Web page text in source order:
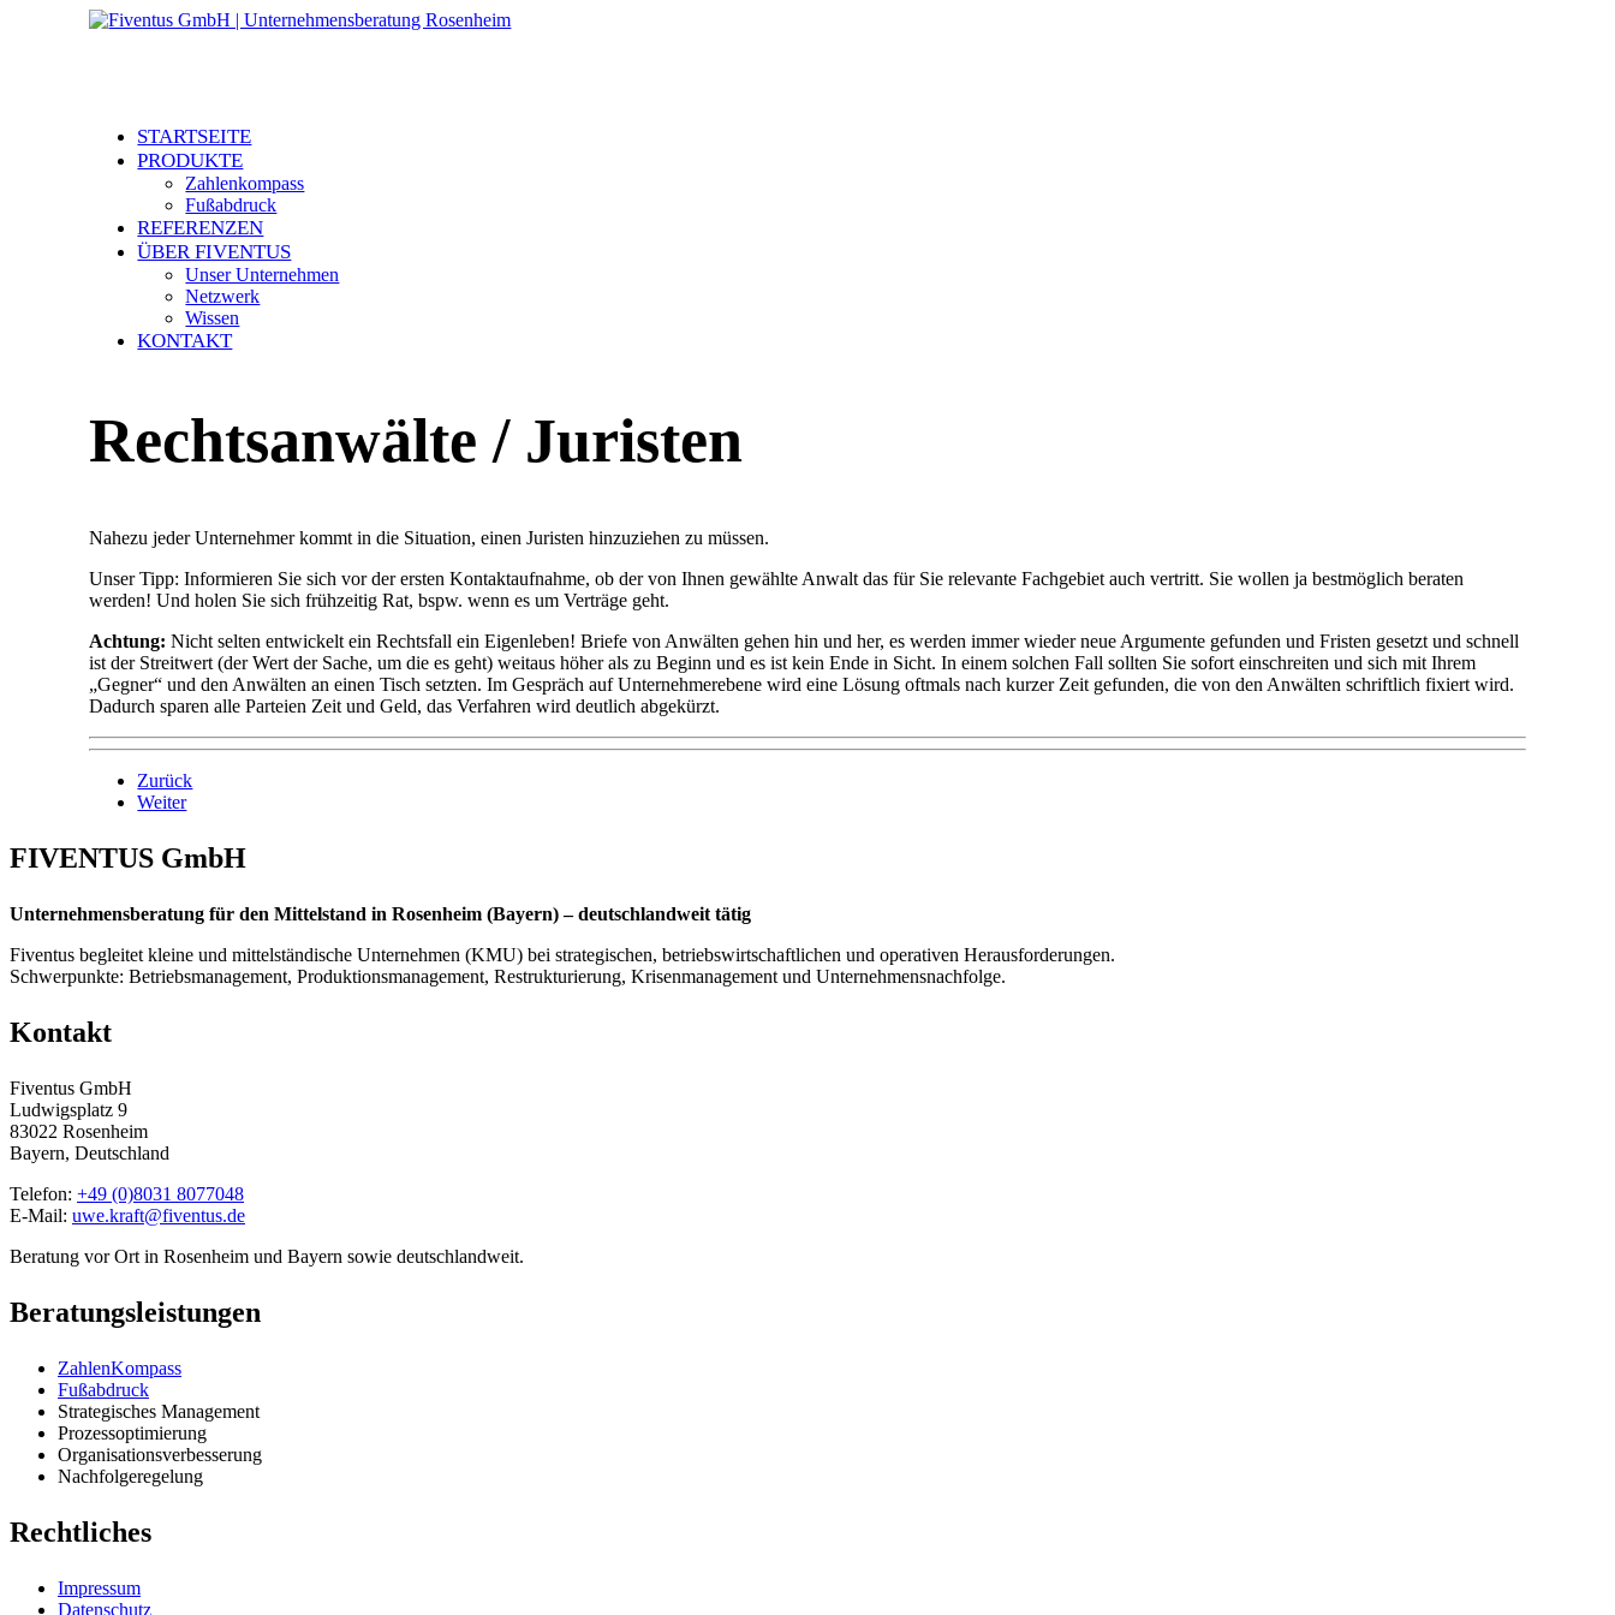
STARTSEITE
PRODUKTE
Zahlenkompass
Fußabdruck
REFERENZEN
ÜBER FIVENTUS
Unser Unternehmen
Netzwerk
Wissen
KONTAKT
Rechtsanwälte / Juristen
Nahezu jeder Unternehmer kommt in die Situation, einen Juristen hinzuziehen zu müssen.
Unser Tipp: Informieren Sie sich vor der ersten Kontaktaufnahme, ob der von Ihnen gewählte Anwalt das für Sie relevante Fachgebiet auch vertritt. Sie wollen ja bestmöglich beraten
werden! Und holen Sie sich frühzeitig Rat, bspw. wenn es um Verträge geht.
Achtung: Nicht selten entwickelt ein Rechtsfall ein Eigenleben! Briefe von Anwälten gehen hin und her, es werden immer wieder neue Argumente gefunden und Fristen gesetzt und schnell
ist der Streitwert (der Wert der Sache, um die es geht) weitaus höher als zu Beginn und es ist kein Ende in Sicht. In einem solchen Fall sollten Sie sofort einschreiten und sich mit Ihrem
„Gegner“ und den Anwälten an einen Tisch setzten. Im Gespräch auf Unternehmerebene wird eine Lösung oftmals nach kurzer Zeit gefunden, die von den Anwälten schriftlich fixiert wird.
Dadurch sparen alle Parteien Zeit und Geld, das Verfahren wird deutlich abgekürzt.
Zurück
Weiter
FIVENTUS GmbH
Unternehmensberatung für den Mittelstand in Rosenheim (Bayern) – deutschlandweit tätig
Fiventus begleitet kleine und mittelständische Unternehmen (KMU) bei strategischen, betriebswirtschaftlichen und operativen Herausforderungen.
Schwerpunkte: Betriebsmanagement, Produktionsmanagement, Restrukturierung, Krisenmanagement und Unternehmensnachfolge.
Kontakt
Fiventus GmbH
Ludwigsplatz 9
83022 Rosenheim
Bayern, Deutschland
Telefon: +49 (0)8031 8077048
E-Mail: uwe.kraft@fiventus.de
Beratung vor Ort in Rosenheim und Bayern sowie deutschlandweit.
Beratungsleistungen
ZahlenKompass
Fußabdruck
Strategisches Management
Prozessoptimierung
Organisationsverbesserung
Nachfolgeregelung
Rechtliches
Impressum
Datenschutz